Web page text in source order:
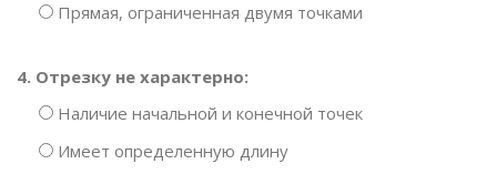
Прямая, ограниченная двумя точками
4. Отрезку не характерно:
Наличие начальной и конечной точек
Имеет определенную длину